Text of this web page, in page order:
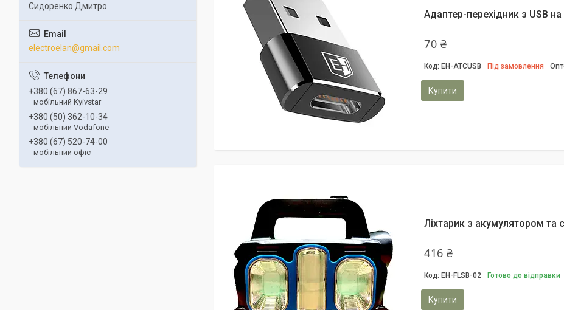
Адаптер-перехідник з USB на
70 ₴
EH-ATCUSB Під замовлення
Купити
Ліхтарик з акумулятором та
416 ₴
EH-FLSB-02 Готово до відправки
Купити
Сидоренко Дмитро
electroelan@gmail.com
+380 (67) 867-63-29
мобільний Kyivstar
+380 (50) 362-10-34
мобільний Vodafone
+380 (67) 520-74-00
мобільний офіс